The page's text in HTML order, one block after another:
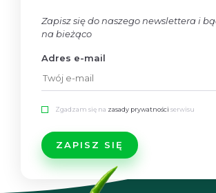
Zapisz się do naszego newslettera i
na bieżąco
Adres e-mail
Zgadzam się na zasady prywatności serwisu